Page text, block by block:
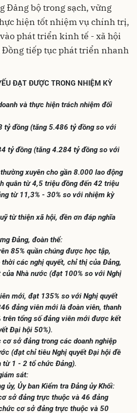
Đảng bộ trong sạch, vững
hiện tốt nhiệm vụ chính trị,
phát triển kinh tế - xã hội
tiếp tục phát triển nhanh
ĐẠT ĐƯỢC TRONG NHIỆM KỲ
và thực hiện trách nhiệm đối
tỷ đồng (tăng 5.486 tỷ đồng so với
tỷ đồng (tăng 4.284 tỷ đồng so với
xuyên cho gần 8.000 lao động
quân từ 4,5 triệu đồng đến 42 triệu
từ 11,3% - 30% so với nhiệm kỳ
từ thiện xã hội, đền ơn đáp nghĩa
Đảng, đoàn thể:
85% quần chúng được học tập,
các nghị quyết, chỉ thị của Đảng,
Nhà nước (đạt 100% so với Nghị
mới, đạt 135% so với Nghị quyết
đảng viên mới là đoàn viên, thanh
trên tổng số đảng viên mới được kết
Đại hội 50%).
sở đảng trong các doanh nghiệp
(đạt chỉ tiêu Nghị quyết Đại hội đề
từ 1 - 2 tổ chức Đảng).
sát:
ủy, Ủy ban Kiểm tra Đảng ủy Khối:
sở đảng trực thuộc và 46 đảng
cơ sở đảng trực thuộc và 50